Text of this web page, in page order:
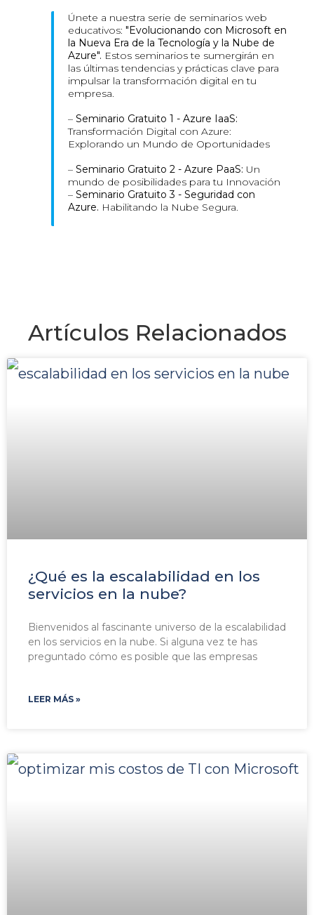
Únete a nuestra serie de seminarios web
educativos:"Evolucionando con Microsoft en
la Nueva Era de la Tecnología y la Nube de
Azure". Estos seminarios te sumergirán en
las últimas tendencias y prácticas clave para
impulsar la transformación digital en tu
empresa.
–Seminario Gratuito 1 - Azure IaaS:
Transformación Digital con Azure:
Explorando un Mundo de Oportunidades
–Seminario Gratuito 2 - Azure PaaS: Un
mundo de posibilidades para tu Innovación
–Seminario Gratuito 3 - Seguridad con
Azure. Habilitando la Nube Segura.
Artículos Relacionados
¿Qué es la escalabilidad en los
servicios en la nube?
Bienvenidos al fascinante universo de la escalabilidad
en los servicios en la nube. Si alguna vez te has
preguntado cómo es posible que las empresas
LEER MÁS »